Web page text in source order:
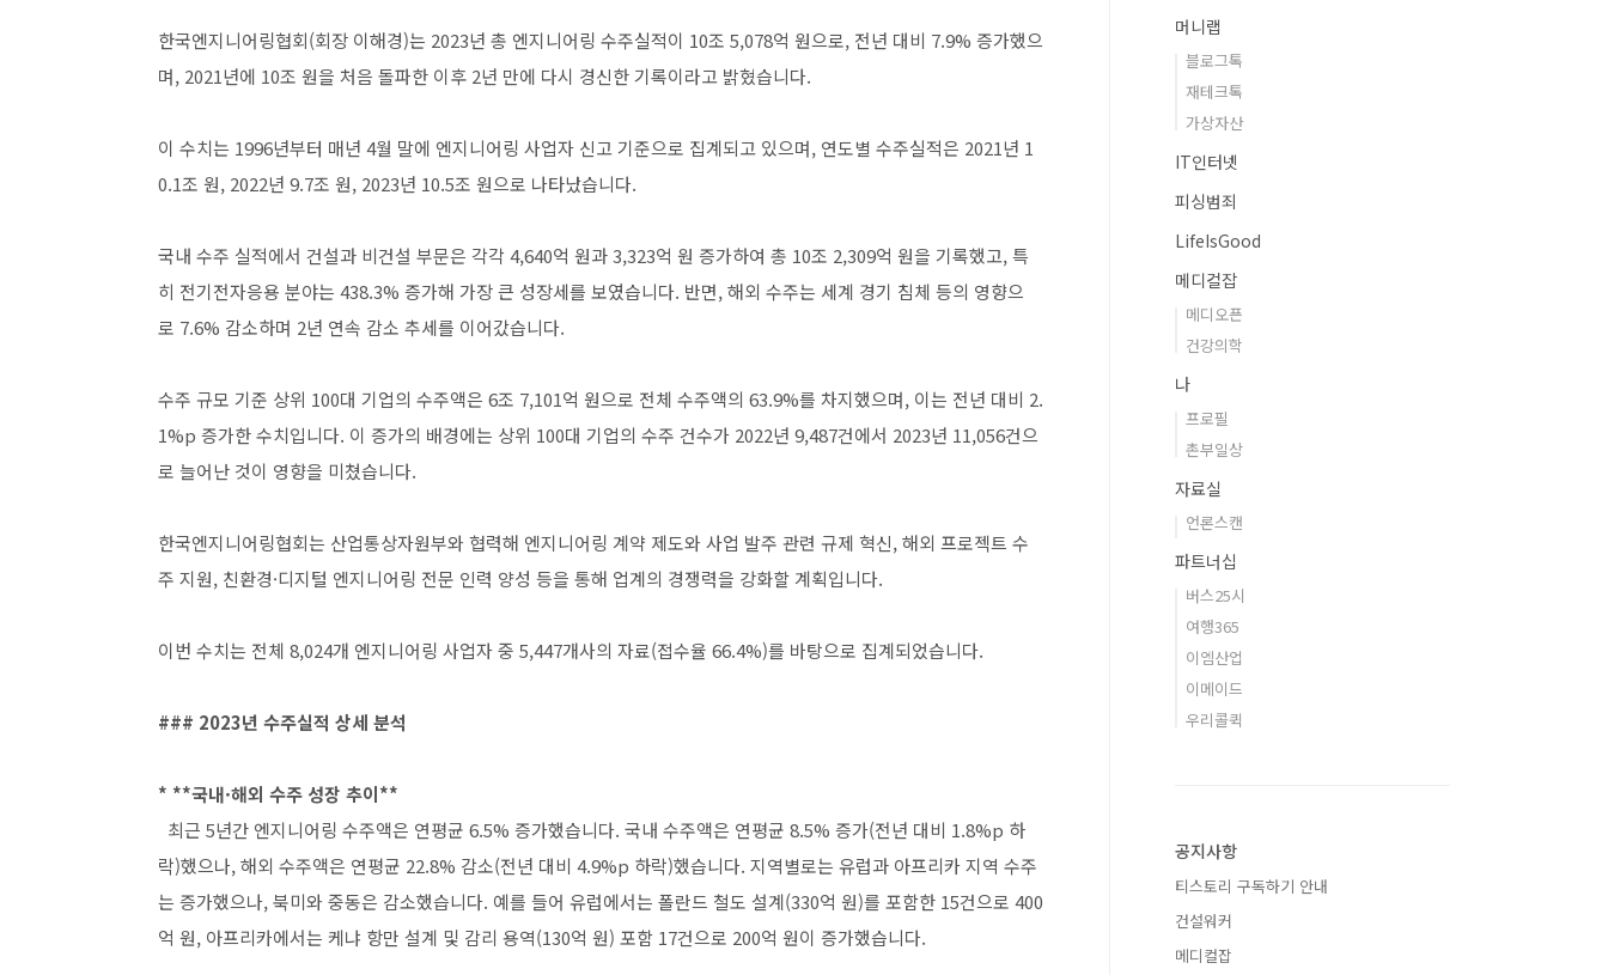
한국엔지니어링협회(회장 이해경)는 2023년 총 엔지니어링 수주실적이 10조 5,078억 원으로, 전년 대비 7.9% 증가했으
며, 2021년에 10조 원을 처음 돌파한 이후 2년 만에 다시 경신한 기록이라고 밝혔습니다.
이 수치는 1996년부터 매년 4월 말에 엔지니어링 사업자 신고 기준으로 집계되고 있으며, 연도별 수주실적은 2021년 1
0.1조 원, 2022년 9.7조 원, 2023년 10.5조 원으로 나타났습니다.
국내 수주 실적에서 건설과 비건설 부문은 각각 4,640억 원과 3,323억 원 증가하여 총 10조 2,309억 원을 기록했고, 특
히 전기전자응용 분야는 438.3% 증가해 가장 큰 성장세를 보였습니다. 반면, 해외 수주는 세계 경기 침체 등의 영향으
로 7.6% 감소하며 2년 연속 감소 추세를 이어갔습니다.
수주 규모 기준 상위 100대 기업의 수주액은 6조 7,101억 원으로 전체 수주액의 63.9%를 차지했으며, 이는 전년 대비 2.
1%p 증가한 수치입니다. 이 증가의 배경에는 상위 100대 기업의 수주 건수가 2022년 9,487건에서 2023년 11,056건으
로 늘어난 것이 영향을 미쳤습니다.
한국엔지니어링협회는 산업통상자원부와 협력해 엔지니어링 계약 제도와 사업 발주 관련 규제 혁신, 해외 프로젝트 수
주 지원, 친환경·디지털 엔지니어링 전문 인력 양성 등을 통해 업계의 경쟁력을 강화할 계획입니다.
이번 수치는 전체 8,024개 엔지니어링 사업자 중 5,447개사의 자료(접수율 66.4%)를 바탕으로 집계되었습니다.
### 2023년 수주실적 상세 분석
* **국내·해외 수주 성장 추이**
최근 5년간 엔지니어링 수주액은 연평균 6.5% 증가했습니다. 국내 수주액은 연평균 8.5% 증가(전년 대비 1.8%p 하
락)했으나, 해외 수주액은 연평균 22.8% 감소(전년 대비 4.9%p 하락)했습니다. 지역별로는 유럽과 아프리카 지역 수주
는 증가했으나, 북미와 중동은 감소했습니다. 예를 들어 유럽에서는 폴란드 철도 설계(330억 원)를 포함한 15건으로 400
억 원, 아프리카에서는 케냐 항만 설계 및 감리 용역(130억 원) 포함 17건으로 200억 원이 증가했습니다.
머니랩
블로그톡
재테크톡
가상자산
IT인터넷
피싱범죄
LifeIsGood
메디컬잡
메디오픈
건강의학
나
프로필
촌부일상
자료실
언론스캔
파트너십
버스25시
여행365
이엠산업
이메이드
우리콜퀵
공지사항
티스토리 구독하기 안내
건설워커
메디컬잡